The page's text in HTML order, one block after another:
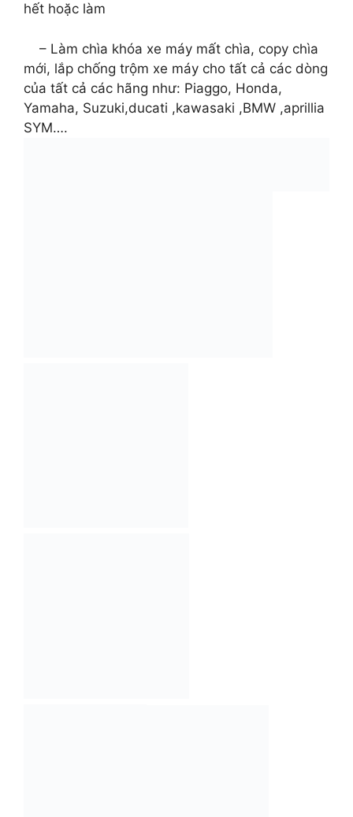
hết hoặc làm
– Làm chìa khóa xe máy mất chìa, copy chìa
mới, lắp chống trộm xe máy cho tất cả các dòng
của tất cả các hãng như: Piaggo, Honda,
Yamaha, Suzuki,ducati ,kawasaki ,BMW ,aprillia
SYM….